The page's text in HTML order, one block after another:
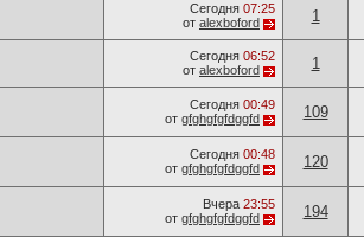
Сегодня 07:25
от alexboford 1
Сегодня 06:52
от alexboford 1
Сегодня 00:49
от gfghgfgfdggfd 109
Сегодня 00:48
от gfghgfgfdggfd 120
Вчера 23:55
от gfghgfgfdggfd 194